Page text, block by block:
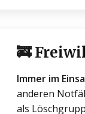
🚒
Immer im
anderen
als